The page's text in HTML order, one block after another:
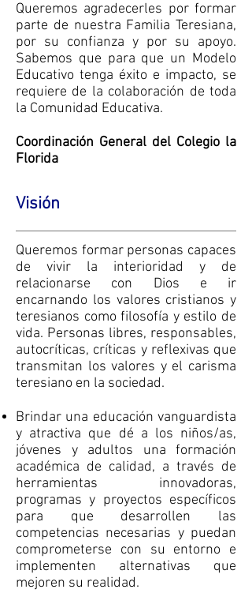
Queremos agradecerles por formar
parte de nuestra Familia Teresiana,
por su confianza y por su apoyo.
Sabemos que para que un Modelo
Educativo tenga éxito e impacto, se
requiere de la colaboración de toda
la Comunidad Educativa.
Coordinación General del Colegio la
Florida
Visión
Queremos formar personas capaces
de vivir la interioridad y de
relacionarse con Dios e ir
encarnando los valores cristianos y
teresianos como filosofía y estilo de
vida. Personas libres, responsables,
autocríticas, críticas y reflexivas que
transmitan los valores y el carisma
teresiano en la sociedad.
Brindar una educación vanguardista
y atractiva que dé a los niños/as,
jóvenes y adultos una formación
académica de calidad, a través de
herramientas innovadoras,
programas y proyectos específicos
para que desarrollen las
competencias necesarias y puedan
comprometerse con su entorno e
implementen alternativas que
mejoren su realidad.